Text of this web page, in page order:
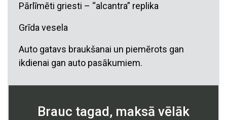
Pārlīmēti griesti – “alcantra” replika
Grīda vesela
Auto gatavs braukšanai un piemērots gan
ikdienai gan auto pasākumiem.
Brauc tagad, maksā vēlāk